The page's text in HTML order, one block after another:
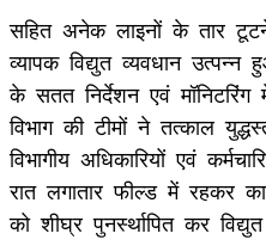
सहित अनेक लाइनों के तार
व्यापक विद्युत व्यवधान
के सतत निर्देशन एवं मॉनिटरिंग
विभाग की टीमों ने तत्काल
विभागीय अधिकारियों एवं
रात लगातार फील्ड में रहकर
को शीघ्र पुनर्स्थापित कर